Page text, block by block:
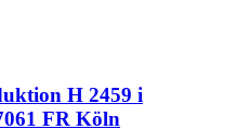
H 2459 i
FR Köln